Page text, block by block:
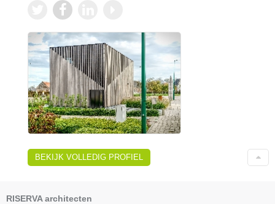
BEKIJK VOLLEDIG PROFIEL
RISERVA architecten